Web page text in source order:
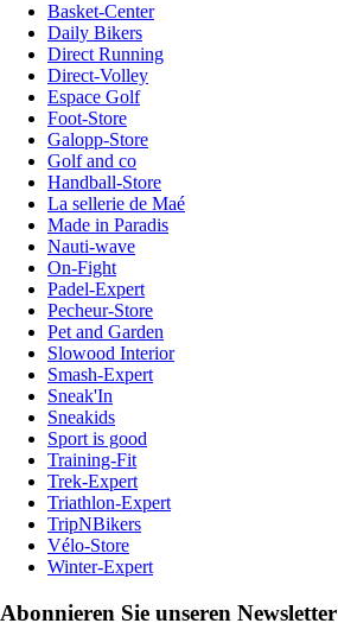
Basket-Center
Daily Bikers
Direct Running
Direct-Volley
Espace Golf
Foot-Store
Galopp-Store
Golf and co
Handball-Store
La sellerie de Maé
Made in Paradis
Nauti-wave
On-Fight
Padel-Expert
Pecheur-Store
Pet and Garden
Slowood Interior
Smash-Expert
Sneak'In
Sneakids
Sport is good
Training-Fit
Trek-Expert
Triathlon-Expert
TripNBikers
Vélo-Store
Winter-Expert
Abonnieren Sie unseren Newsletter